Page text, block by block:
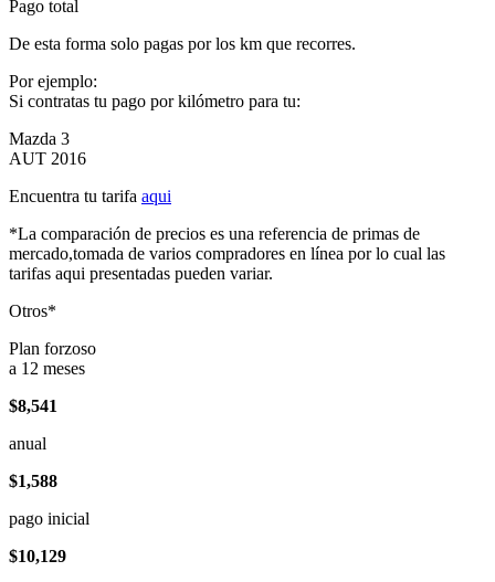
Pago total
De esta forma solo pagas por los km que recorres.
Por ejemplo:
Si contratas tu pago por kilómetro para tu:
Mazda 3
AUT 2016
Encuentra tu tarifa aqui
*La comparación de precios es una referencia de primas de
mercado,tomada de varios compradores en línea por lo cual las
tarifas aqui presentadas pueden variar.
Otros*
Plan forzoso
a 12 meses
$8,541
anual
$1,588
pago inicial
$10,129